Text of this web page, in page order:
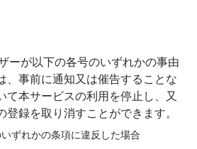
ーが以下の各号のいずれかの事由
、事前に通知又は催告することな
て本サービスの利用を停止し、又
登録を取り消すことができます。
いずれかの条項に違反した場合